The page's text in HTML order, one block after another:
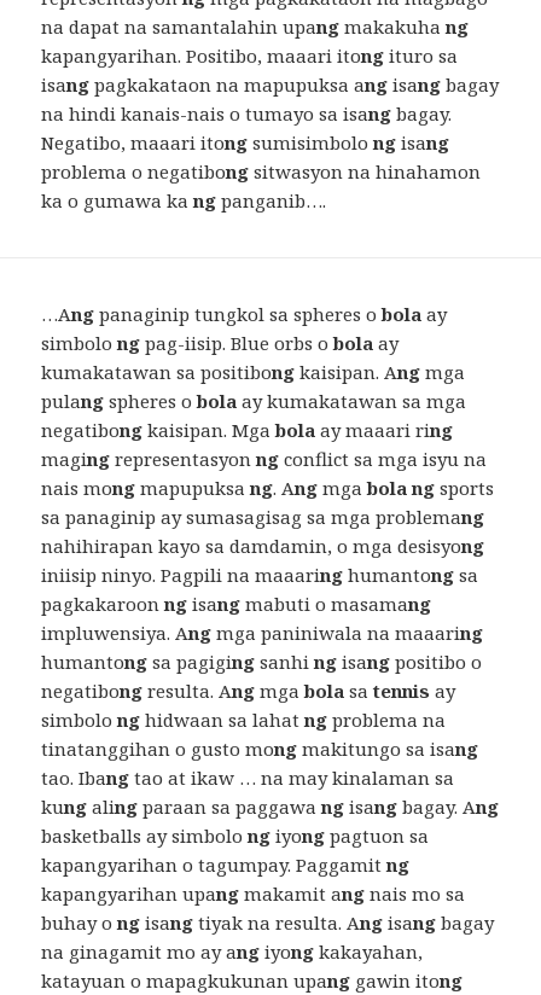
na dapat na samantalahin upang makakuhang
kapangyarihan. Positibo, maaari itong ituro sa
isang pagkakataon na mapupuksa ang isang bagay
na hindi kanais-nais o tumayo sa isang bagay.
Negatibo, maaari itong sumisimbolong isang
problema o negatibong sitwasyon na hinahamon
ka o gumawa kang panganib….
…Ang panaginip tungkol sa spheres obola ay
simbolong pag-iisip. Blue orbs obola ay
kumakatawan sa positibong kaisipan. Ang mga
pulang spheres obola ay kumakatawan sa mga
negatibong kaisipan. Mgabola ay maaari ring
maging representasyonng conflict sa mga isyu na
nais mong mapupuksang. Ang mgabola ng sports
sa panaginip ay sumasagisag sa mga problemang
nahihirapan kayo sa damdamin, o mga desisyong
iniisip ninyo. Pagpili na maaaring humantong sa
pagkakaroonng isang mabuti o masamang
impluwensiya. Ang mga paniniwala na maaaring
humantong sa pagiging sanhing isang positibo o
negatibong resulta. Ang mgabola satennis ay
simbolong hidwaan sa lahatng problema na
tinatanggihan o gusto mong makitungo sa isang
tao. Ibang tao at ikaw … na may kinalaman sa
kung aling paraan sa paggawang isang bagay. Ang
basketballs ay simbolong iyong pagtuon sa
kapangyarihan o tagumpay. Paggamitng
kapangyarihan upang makamit ang nais mo sa
buhay ong isang tiyak na resulta. Ang isang bagay
na ginagamit mo ay ang iyong kakayahan,
katayuan o mapagkukunan upang gawin itong